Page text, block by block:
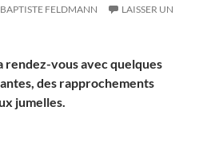
FELDMANN
LAISSER UN
rendez-vous avec quelques
des rapprochements
jumelles.